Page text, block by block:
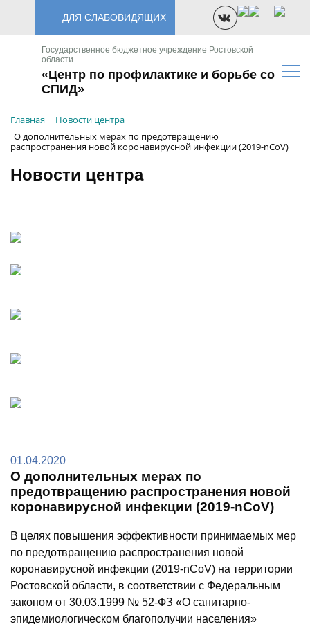
ДЛЯ СЛАБОВИДЯЩИХ
Государственное бюджетное учреждение Ростовской
области
«Центр по профилактике и борьбе со
СПИД»
Главная
Новости центра
О дополнительных мерах по предотвращению
распространения новой коронавирусной инфекции (2019-nCoV)
Новости центра
01.04.2020
О дополнительных мерах по
предотвращению распространения новой
коронавирусной инфекции (2019-nCoV)
В целях повышения эффективности принимаемых мер
по предотвращению распространения новой
коронавирусной инфекции (2019-nCoV) на территории
Ростовской области, в соответствии с Федеральным
законом от 30.03.1999 № 52-ФЗ «О санитарно-
эпидемиологическом благополучии населения»